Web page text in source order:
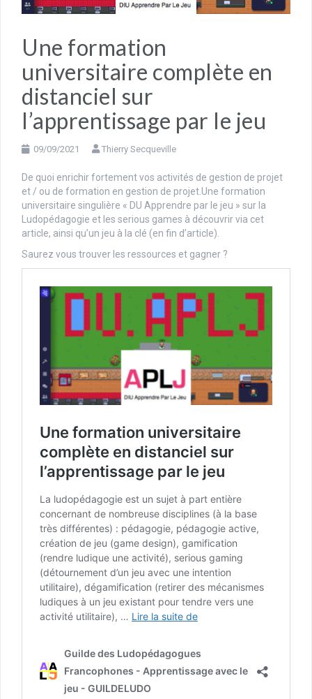
Une formation
universitaire complète en
distanciel sur
l’apprentissage par le jeu
09/09/2021 Thierry Secqueville
De quoi enrichir fortement vos activités de gestion de projet
et / ou de formation en gestion de projet.Une formation
universitaire singulière « DU Apprendre par le jeu » sur la
Ludopédagogie et les serious games à découvrir via cet
article, ainsi qu’un jeu à la clé (en fin d’article).
Saurez vous trouver les ressources et gagner ?